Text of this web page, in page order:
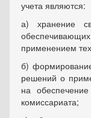
учета являются:
а) хранение
применением
б)
решений о
на
комиссариата;